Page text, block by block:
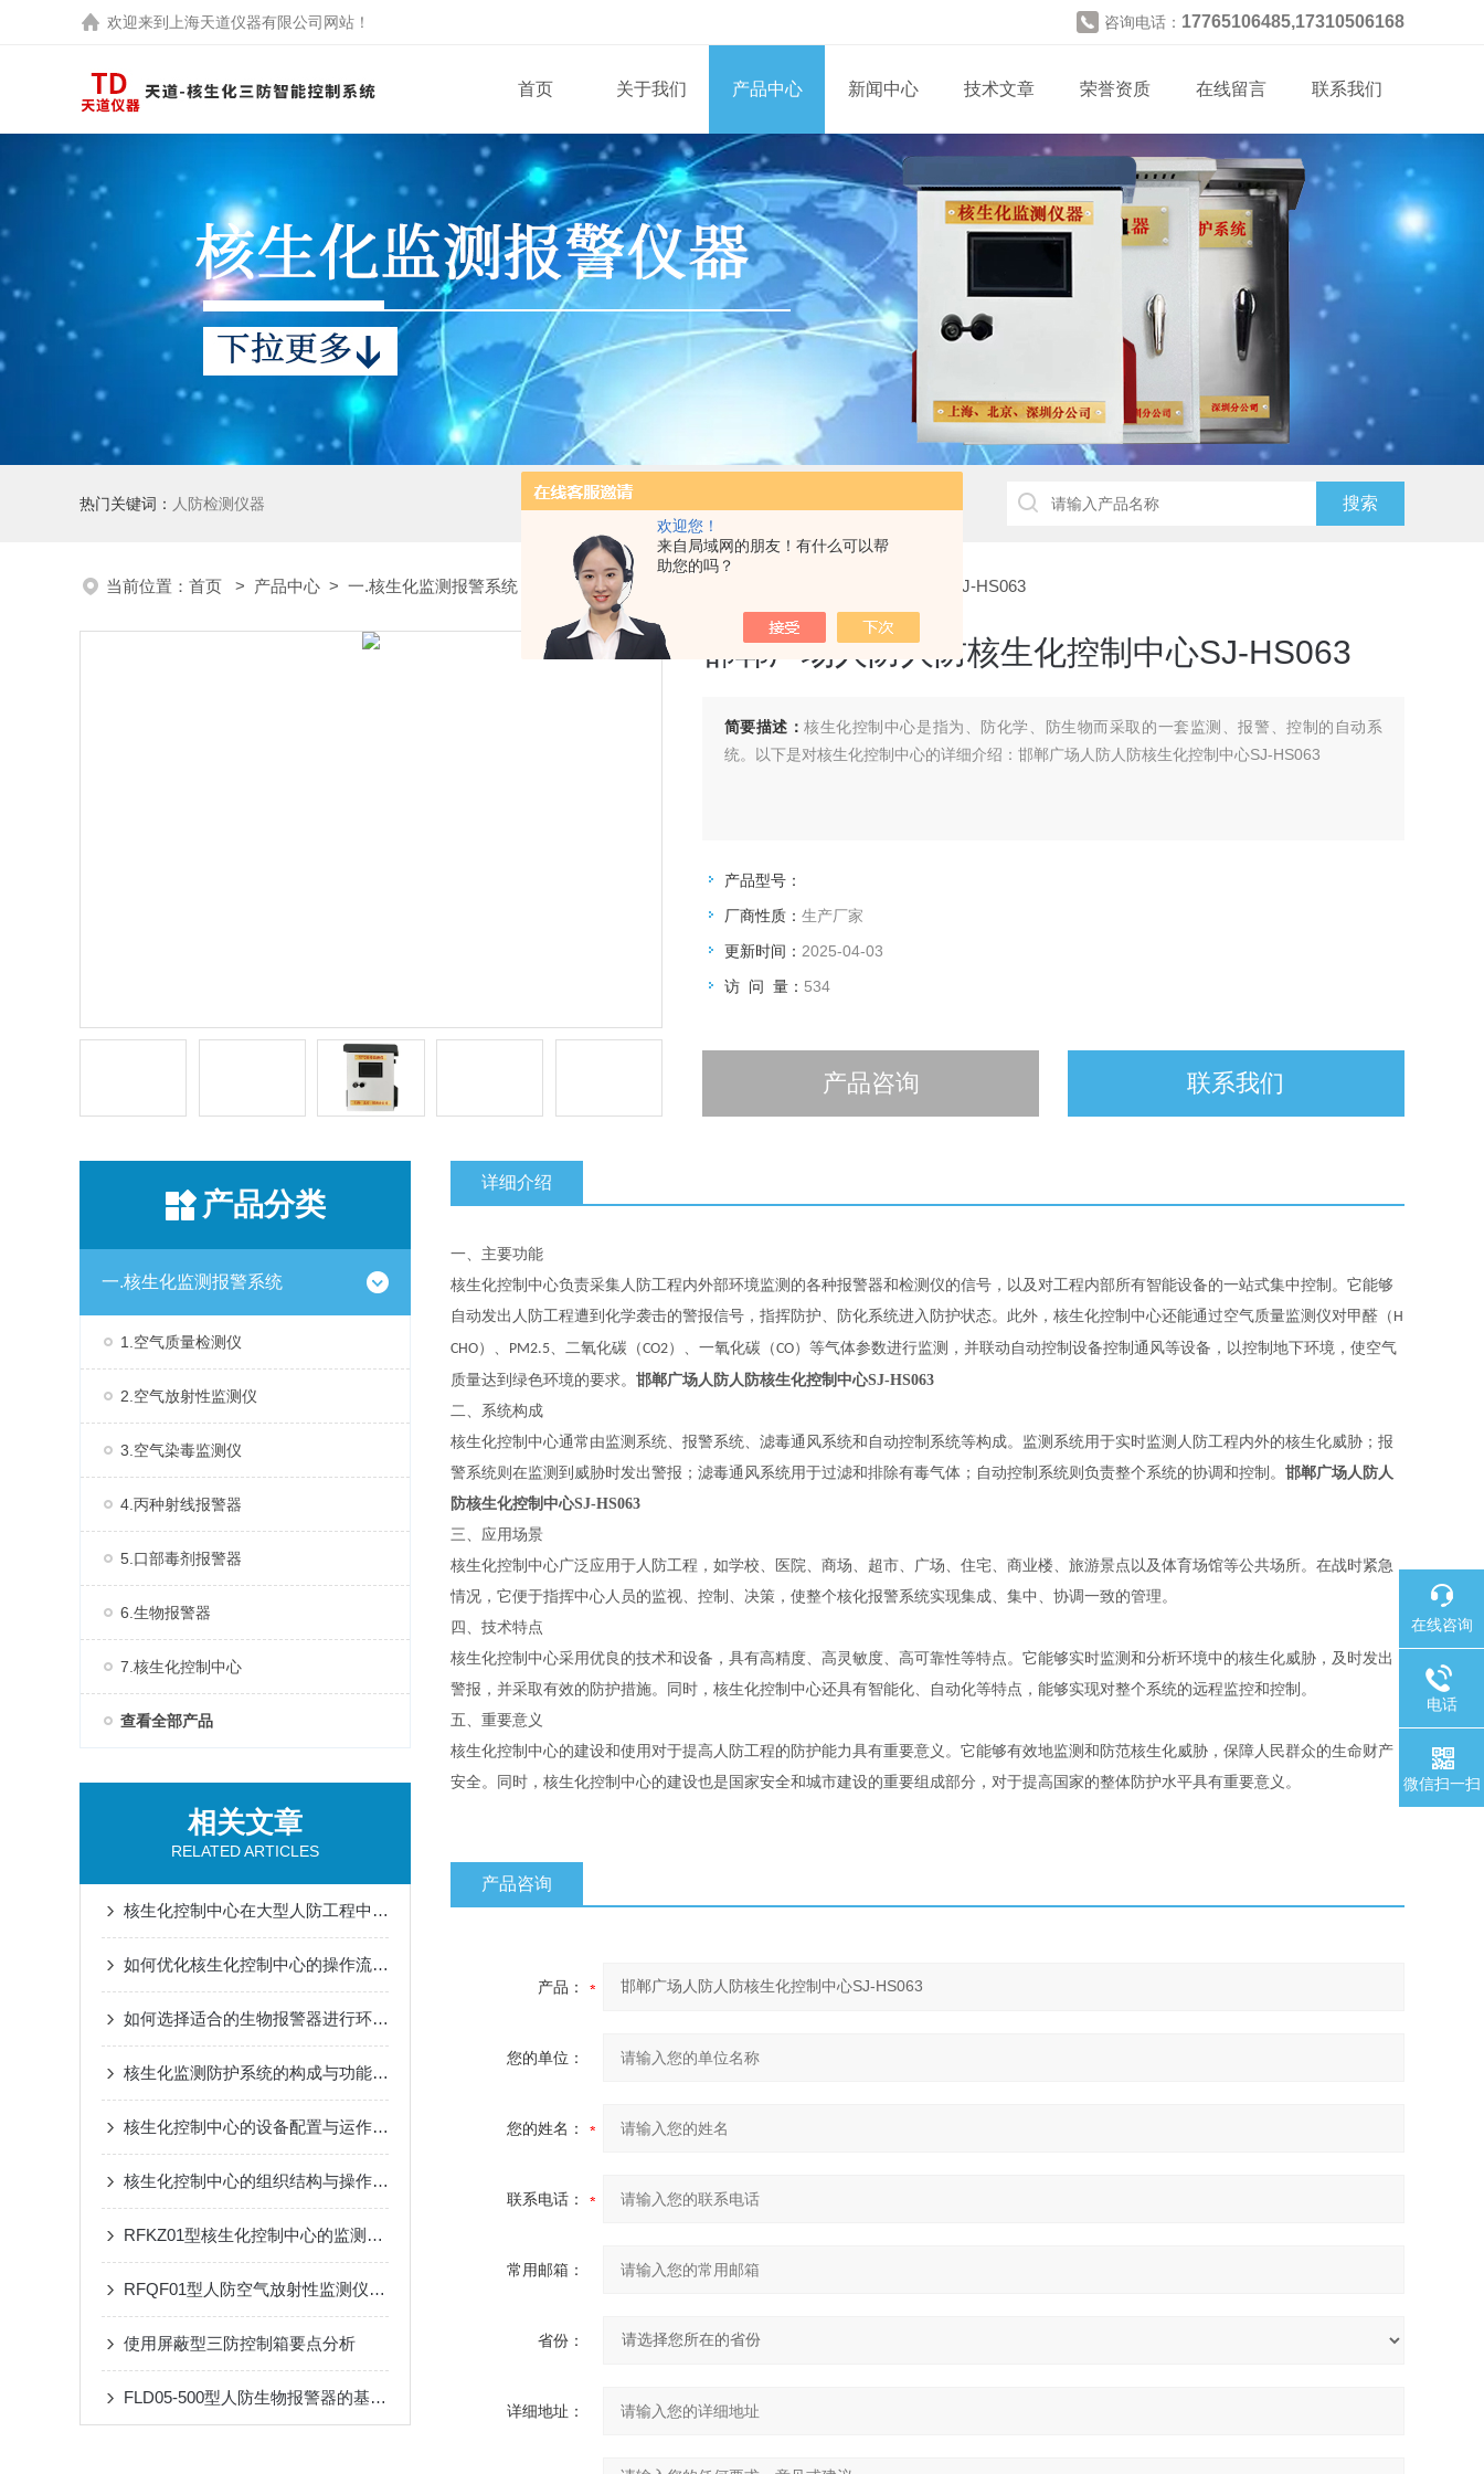
欢迎您！
来自局域网的朋友！有什么可以帮
助您的吗？
欢迎来到 上海天道仪器有限公司 网站！ 咨询电话： 17765106485,17310506168
首页 关于我们 产品中心 新闻中心 技术文章 荣誉资质 在线留言 联系我们
热门关键词： 人防检测仪器
当前位置： 首页 > 产品中心 > 一.核生化监测报警系统 7.核生化控制中心 > 邯郸广场人防人防核生化控制中心SJ-HS063
邯郸广场人防人防核生化控制中心SJ-HS063
简要描述： 核生化控制中心是指为、防化学、防生物而采取的一套监测、报警、控制的自动系
统。以下是对核生化控制中心的详细介绍：邯郸广场人防人防核生化控制中心SJ-HS063
产品型号：
厂商性质： 生产厂家
更新时间： 2025-04-03
访 问 量： 534
产品咨询 联系我们
产品分类
一.核生化监测报警系统
1.空气质量检测仪
2.空气放射性监测仪
3.空气染毒监测仪
4.丙种射线报警器
5.口部毒剂报警器
6.生物报警器
7.核生化控制中心
查看全部产品
相关文章
RELATED ARTICLES
核生化控制中心在大型人防工程中空气质量监测传感器的集成
如何优化核生化控制中心的操作流程？
如何选择适合的生物报警器进行环境监测？
核生化监测防护系统的构成与功能详解
核生化控制中心的设备配置与运作模式
核生化控制中心的组织结构与操作流程说明
RFKZ01型核生化控制中心的监测系统与应用
RFQF01型人防空气放射性监测仪的工作原理与技术特点
使用屏蔽型三防控制箱要点分析
FLD05-500型人防生物报警器的基本原理、功能和在安全监控中的作用
详细介绍
一、主要功能
核生化控制中心负责采集人防工程内外部环境监测的各种报警器和检测仪的信号，以及对工程内部所有智能设备的一站式集中控制。它能够
自动发出人防工程遭到化学袭击的警报信号，指挥防护、防化系统进入防护状态。此外，核生化控制中心还能通过空气质量监测仪对甲醛（ H
CHO）、 PM2.5、二氧化碳（CO2）、一氧化碳（CO）等气体参数进行监测，并联动自动控制设备控制通风等设备，以控制地下环境，使空气
质量达到绿色环境的要求。 邯郸广场人防人防核生化控制中心SJ-HS063
二、系统构成
核生化控制中心通常由监测系统、报警系统、滤毒通风系统和自动控制系统等构成。监测系统用于实时监测人防工程内外的核生化威胁；报
警系统则在监测到威胁时发出警报；滤毒通风系统用于过滤和排除有毒气体；自动控制系统则负责整个系统的协调和控制。 邯郸广场人防人
防核生化控制中心SJ-HS063
三、应用场景
核生化控制中心广泛应用于人防工程，如学校、医院、商场、超市、广场、住宅、商业楼、旅游景点以及体育场馆等公共场所。在战时紧急
情况，它便于指挥中心人员的监视、控制、决策，使整个核化报警系统实现集成、集中、协调一致的管理。
四、技术特点
核生化控制中心采用优良的技术和设备，具有高精度、高灵敏度、高可靠性等特点。它能够实时监测和分析环境中的核生化威胁，及时发出
警报，并采取有效的防护措施。同时，核生化控制中心还具有智能化、自动化等特点，能够实现对整个系统的远程监控和控制。
五、重要意义
核生化控制中心的建设和使用对于提高人防工程的防护能力具有重要意义。它能够有效地监测和防范核生化威胁，保障人民群众的生命财产
安全。同时，核生化控制中心的建设也是国家安全和城市建设的重要组成部分，对于提高国家的整体防护水平具有重要意义。
产品咨询
产品：
您的单位：
您的姓名：
联系电话：
常用邮箱：
省份：
详细地址：
在线咨询
电话
微信扫一扫